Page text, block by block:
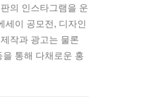
의 인스타그램을 운
세이 공모전, 디자인
작과 광고는 물론
통해 다채로운 홍